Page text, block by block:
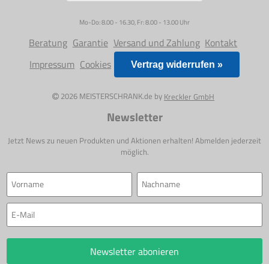
Mo-Do: 8.00 - 16.30, Fr: 8.00 - 13.00 Uhr
Beratung Garantie Versand und Zahlung Kontakt
Impressum Cookies Vertrag widerrufen »
2026 MEISTERSCHRANK.de by Kreckler GmbH
Newsletter
Jetzt News zu neuen Produkten und Aktionen erhalten! Abmelden jederzeit
möglich.
Newsletter abonieren